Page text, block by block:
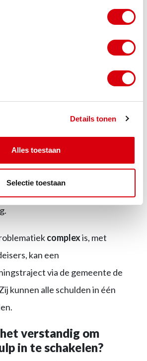
Details tonen
Alles toestaan
Selectie toestaan
in belastingrecht
inkomsten kunt genereren of
om meer financiële
openen voor een
complexis, met
kan een
via de gemeente de
kunnen alle schulden in één
verstandig om
in te schakelen?